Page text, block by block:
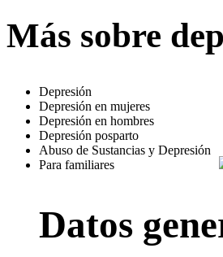
Más sobre
Depresión
Depresión en mujeres
Depresión en hombres
Depresión posparto
Abuso de Sustancias y Depresión
Para familiares
Datos